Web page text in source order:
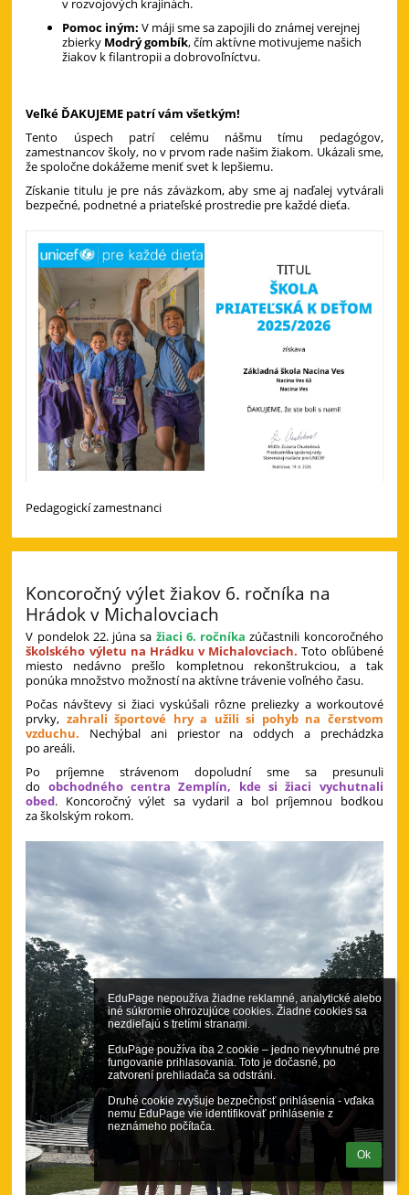
EduPage nepoužíva žiadne reklamné, analytické alebo
iné súkromie ohrozujúce cookies. Žiadne cookies sa
nezdieľajú s tretími stranami.
EduPage používa iba 2 cookie – jedno nevyhnutné pre
fungovanie prihlasovania. Toto je dočasné, po
zatvorení prehliadača sa odstráni.
Druhé cookie zvyšuje bezpečnosť prihlásenia - vďaka
nemu EduPage vie identifikovať prihlásenie z
neznámeho počítača.
Ok
v rozvojových krajinách.
Pomoc iným: V máji sme sa zapojili do známej verejnej
zbierky Modrý gombík, čím aktívne motivujeme našich
žiakov k filantropii a dobrovoľníctvu.
Veľké ĎAKUJEME patrí vám všetkým!
Tento úspech patrí celému nášmu tímu pedagógov,
zamestnancov školy, no v prvom rade našim žiakom. Ukázali sme,
že spoločne dokážeme meniť svet k lepšiemu.
Získanie titulu je pre nás záväzkom, aby sme aj naďalej vytvárali
bezpečné, podnetné a priateľské prostredie pre každé dieťa.
Pedagogickí zamestnanci
Koncoročný výlet žiakov 6. ročníka na
Hrádok v Michalovciach
V pondelok 22. júna sa žiaci 6. ročníka zúčastnili koncoročného
školského výletu na Hrádku v Michalovciach. Toto obľúbené
miesto nedávno prešlo kompletnou rekonštrukciou, a tak
ponúka množstvo možností na aktívne trávenie voľného času.
Počas návštevy si žiaci vyskúšali rôzne preliezky a workoutové
prvky, zahrali športové hry a užili si pohyb na čerstvom
vzduchu. Nechýbal ani priestor na oddych a prechádzka
po areáli.
Po príjemne strávenom dopoludní sme sa presunuli
do obchodného centra Zemplín, kde si žiaci vychutnali
obed. Koncoročný výlet sa vydaril a bol príjemnou bodkou
za školským rokom.